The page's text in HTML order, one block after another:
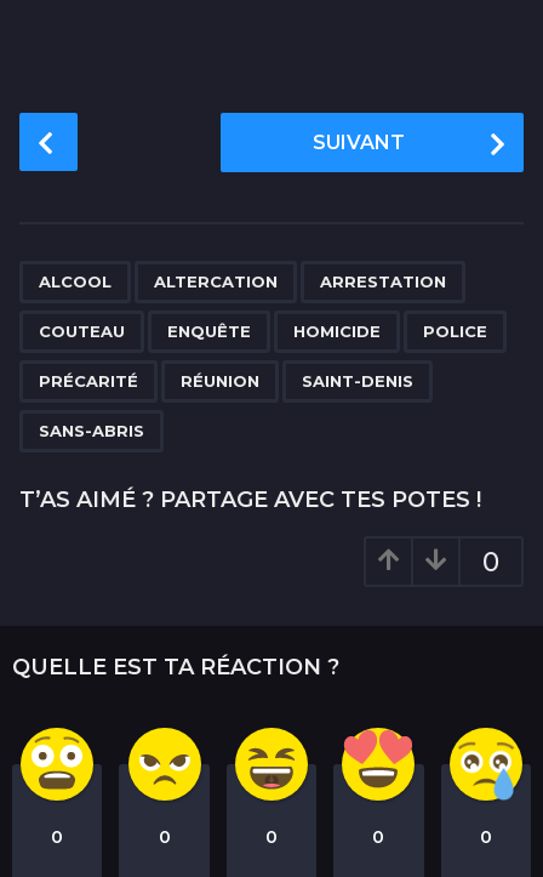
o
o
SUIVANT
ALCOOL ALTERCATION ARRESTATION
COUTEAU ENQUÊTE HOMICIDE POLICE
PRÉCARITÉ RÉUNION SAINT-DENIS
SANS-ABRIS
T’AS AIMÉ ? PARTAGE AVEC TES POTES !
0
QUELLE EST TA RÉACTION ?
0 0 0 0 0